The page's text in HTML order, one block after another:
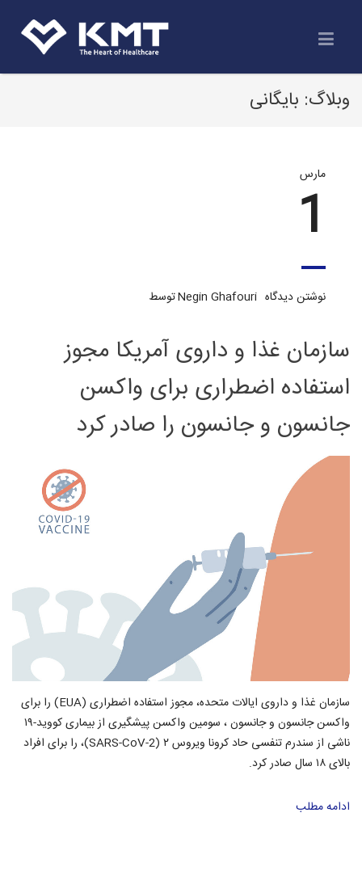
وبلاگ: بایگانی
مارس
1
توسطNegin Ghafouri نوشتن دیدگاه
سازمان غذا و داروی آمریکا مجوز
استفاده اضطراری برای واکسن
جانسون و جانسون را صادر کرد
سازمان غذا و داروی ایالات متحده، مجوز استفاده اضطراری (EUA) را برای
واکسن جانسون و جانسون ، سومین واکسن پیشگیری از بیماری کووید-۱۹
ناشی از سندرم تنفسی حاد کرونا ویروس ۲ (SARS-CoV-2)، را برای افراد
بالای ۱۸ سال صادر کرد.
ادامه مطلب